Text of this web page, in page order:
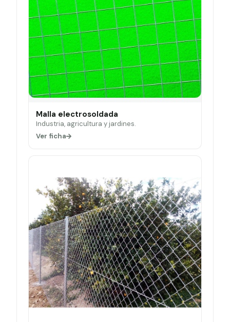
Malla electrosoldada
Industria, agricultura y jardines.
Ver ficha